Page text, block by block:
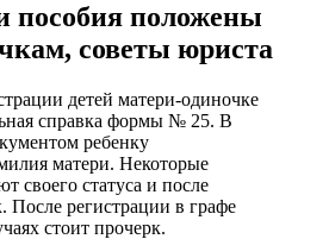
пособия положены
советы юриста
детей матери-одиночке
справка формы № 25. В
ребенку
матери. Некоторые
своего статуса и после
После регистрации в графе
стоит прочерк.